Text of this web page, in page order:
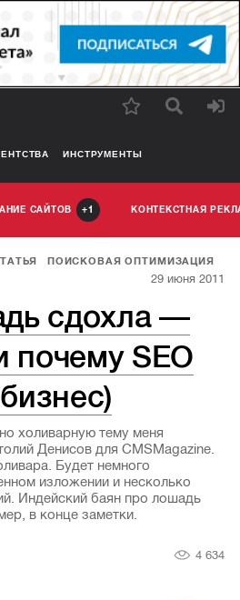
ИНСТРУМЕНТЫ
САЙТОВ 1 КОНТЕКСТНАЯ
ПОИСКОВАЯ ОПТИМИЗАЦИЯ
29 июня 2011
сдохла —
почему SEO
холиварную тему меня
Денисов для CMSMagazine.
Будет немного
изложении и несколько
Индейский баян про лошадь
в конце заметки.
4 634